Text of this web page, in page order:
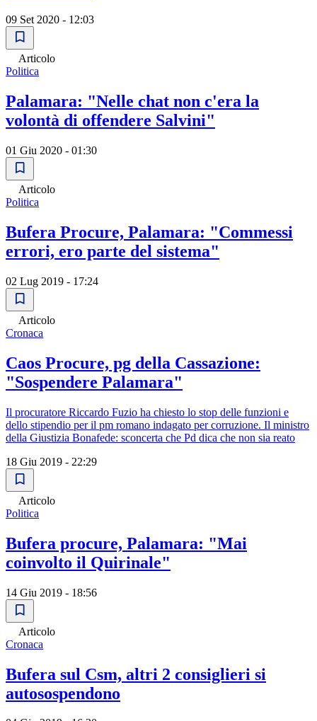
09 Set 2020 - 12:03
Articolo
Politica
Palamara: "Nelle chat non c'era la
volontà di offendere Salvini"
01 Giu 2020 - 01:30
Articolo
Politica
Bufera Procure, Palamara: "Commessi
errori, ero parte del sistema"
02 Lug 2019 - 17:24
Articolo
Cronaca
Caos Procure, pg della Cassazione:
"Sospendere Palamara"
Il procuratore Riccardo Fuzio ha chiesto lo stop delle funzioni e
dello stipendio per il pm romano indagato per corruzione. Il ministro
della Giustizia Bonafede: sconcerta che Pd dica che non sia reato
18 Giu 2019 - 22:29
Articolo
Politica
Bufera procure, Palamara: "Mai
coinvolto il Quirinale"
14 Giu 2019 - 18:56
Articolo
Cronaca
Bufera sul Csm, altri 2 consiglieri si
autosospendono